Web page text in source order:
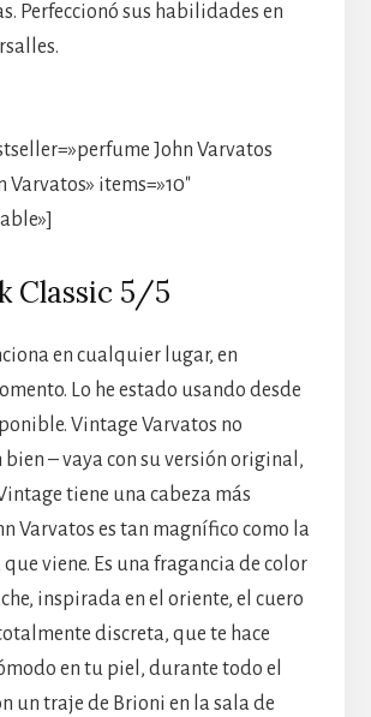
Perfeccionó sus habilidades en
John Varvatos
Varvatos» items=»10″
Classic 5/5
en cualquier lugar, en
Lo he estado usando desde
Vintage Varvatos no
– vaya con su versión original,
tiene una cabeza más
Varvatos es tan magnífico como la
viene. Es una fragancia de color
inspirada en el oriente, el cuero
discreta, que te hace
en tu piel, durante todo el
un traje de Brioni en la sala de